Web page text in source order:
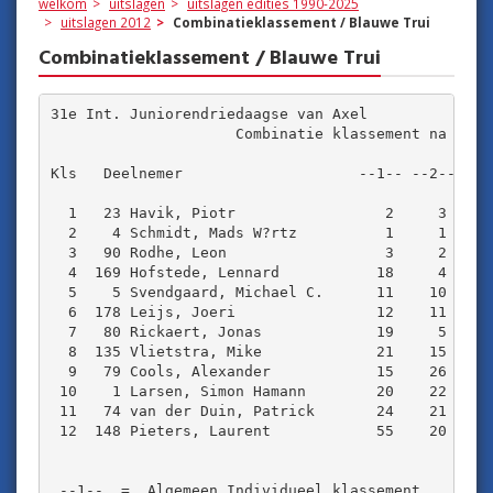
uitslagen 2012
Combinatieklassement / Blauwe Trui
Combinatieklassement / Blauwe Trui
31e Int. Juniorendriedaagse van Axel
Combinatie klassement na de
Kls   Deelnemer                    --1-- --2-- --
1   23 Havik, Piotr                 2     3
2    4 Schmidt, Mads W?rtz          1     1
3   90 Rodhe, Leon                  3     2
4  169 Hofstede, Lennard           18     4
5    5 Svendgaard, Michael C.      11    10
6  178 Leijs, Joeri                12    11
7   80 Rickaert, Jonas             19     5
8  135 Vlietstra, Mike             21    15
9   79 Cools, Alexander            15    26
10    1 Larsen, Simon Hamann        20    22
11   74 van der Duin, Patrick       24    21
12  148 Pieters, Laurent            55    20